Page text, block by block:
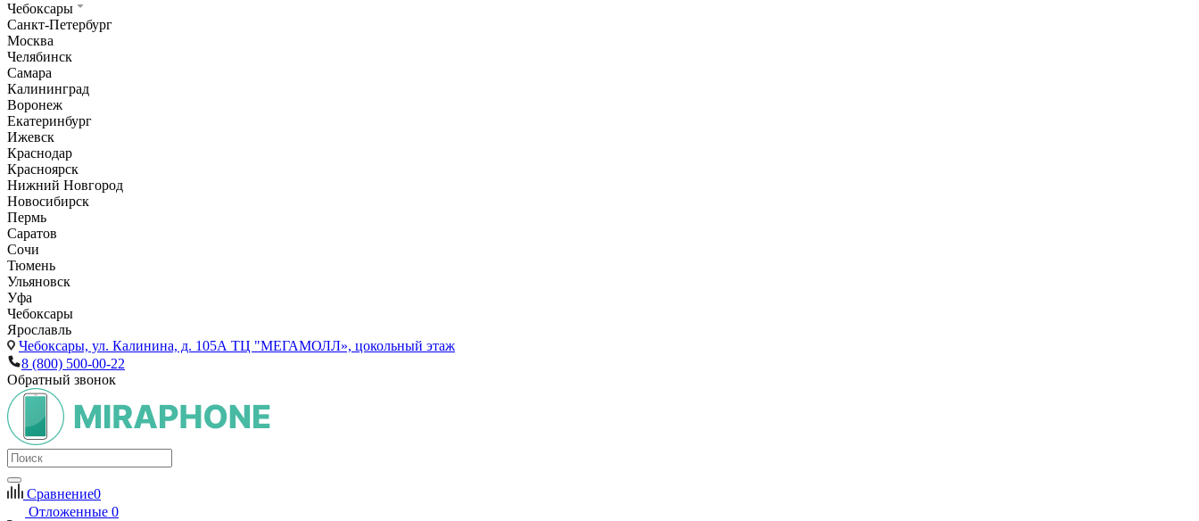
Чебоксары
Санкт-Петербург
Москва
Челябинск
Самара
Калининград
Воронеж
Екатеринбург
Ижевск
Краснодар
Красноярск
Нижний Новгород
Новосибирск
Пермь
Саратов
Сочи
Тюмень
Ульяновск
Уфа
Чебоксары
Ярославль
Чебоксары, ул. Калинина, д. 105А ТЦ "МЕГАМОЛЛ», цокольный этаж
8 (800) 500-00-22
Обратный звонок
Сравнение0
Отложенные 0